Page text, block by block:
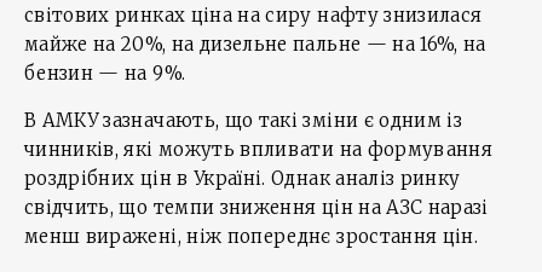
світових ринках ціна на сиру нафту знизилася
майже на 20%, на дизельне пальне — на 16%, на
бензин — на 9%.
В АМКУ зазначають, що такі зміни є одним із
чинників, які можуть впливати на формування
роздрібних цін в Україні. Однак аналіз ринку
свідчить, що темпи зниження цін на АЗС наразі
менш виражені, ніж попереднє зростання цін.